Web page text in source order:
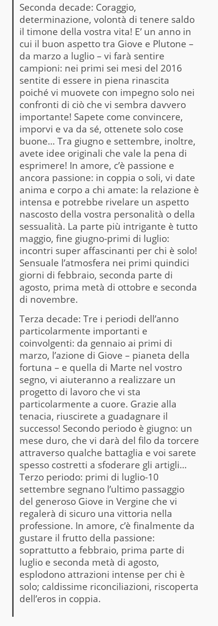
Seconda decade: Coraggio,
determinazione, volontà di tenere saldo
il timone della vostra vita! E’ un anno in
cui il buon aspetto tra Giove e Plutone –
da marzo a luglio – vi farà sentire
campioni: nei primi sei mesi del 2016
sentite di essere in piena rinascita
poiché vi muovete con impegno solo nei
confronti di ciò che vi sembra davvero
importante! Sapete come convincere,
imporvi e va da sé, ottenete solo cose
buone… Tra giugno e settembre, inoltre,
avete idee originali che vale la pena di
esprimere! In amore, c’è passione e
ancora passione: in coppia o soli, vi date
anima e corpo a chi amate: la relazione è
intensa e potrebbe rivelare un aspetto
nascosto della vostra personalità o della
sessualità. La parte più intrigante è tutto
maggio, fine giugno-primi di luglio:
incontri super affascinanti per chi è solo!
Sensuale l’atmosfera nei primi quindici
giorni di febbraio, seconda parte di
agosto, prima metà di ottobre e seconda
di novembre.
Terza decade: Tre i periodi dell’anno
particolarmente importanti e
coinvolgenti: da gennaio ai primi di
marzo, l’azione di Giove – pianeta della
fortuna – e quella di Marte nel vostro
segno, vi aiuteranno a realizzare un
progetto di lavoro che vi sta
particolarmente a cuore. Grazie alla
tenacia, riuscirete a guadagnare il
successo! Secondo periodo è giugno: un
mese duro, che vi darà del filo da torcere
attraverso qualche battaglia e voi sarete
spesso costretti a sfoderare gli artigli…
Terzo periodo: primi di luglio-10
settembre segnano l’ultimo passaggio
del generoso Giove in Vergine che vi
regalerà di sicuro una vittoria nella
professione. In amore, c’è finalmente da
gustare il frutto della passione:
soprattutto a febbraio, prima parte di
luglio e seconda metà di agosto,
esplodono attrazioni intense per chi è
solo; caldissime riconciliazioni, riscoperta
dell’eros in coppia.